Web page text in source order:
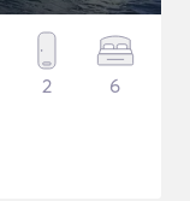
2 6